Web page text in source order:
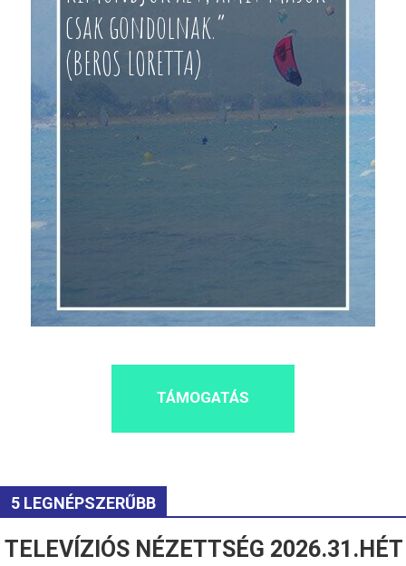
csak gondolnak.”
(BEROS LORETTA)
TÁMOGATÁS
5 LEGNÉPSZERŰBB
TELEVÍZIÓS NÉZETTSÉG 2026.31.HÉT